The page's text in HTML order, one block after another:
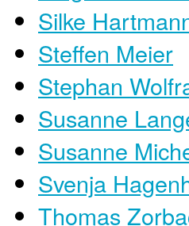
Silke
Steffen Meier
Stephan
Susanne
Susanne
Svenja
Thomas